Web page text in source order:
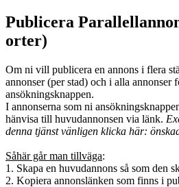
Publicera
orter)
Om ni vill publicera en annons i flera
annonser (per stad) och i alla annonser
ansökningsknappen.
I annonserna som ni
hänvisa till huvudannonsen via länk.
denna tjänst vänligen klicka här:
Såhär går man tillväga:
1. Skapa en huvudannons så som den
2. Kopiera annonslänken som finns i